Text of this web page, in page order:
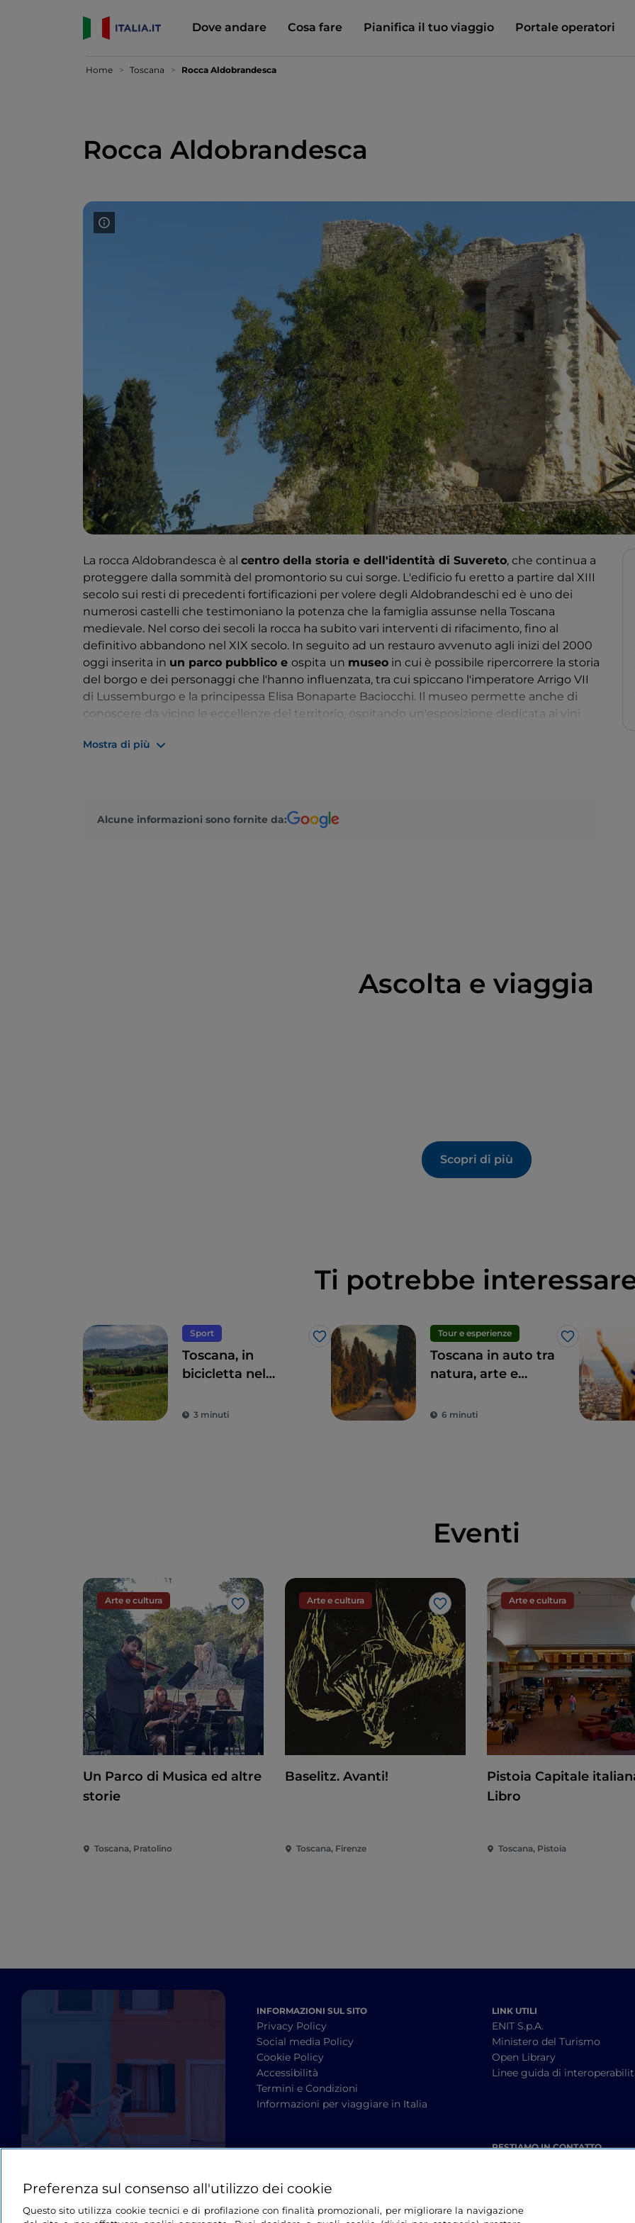
Dove andare Cosa fare Pianifica il tuo viaggio Portale operatori
Home Toscana Rocca Aldobrandesca
Rocca Aldobrandesca
La rocca Aldobrandesca è al centro della storia e dell'identità di Suvereto, che continua a
proteggere dalla sommità del promontorio su cui sorge. L'edificio fu eretto a partire dal XIII
secolo sui resti di precedenti fortificazioni per volere degli Aldobrandeschi ed è uno dei
numerosi castelli che testimoniano la potenza che la famiglia assunse nella Toscana
medievale. Nel corso dei secoli la rocca ha subito vari interventi di rifacimento, fino al
definitivo abbandono nel XIX secolo. In seguito ad un restauro avvenuto agli inizi del 2000
oggi inserita in un parco pubblico e ospita un museo in cui è possibile ripercorrere la storia
del borgo e dei personaggi che l'hanno influenzata, tra cui spiccano l'imperatore Arrigo VII
di Lussemburgo e la principessa Elisa Bonaparte Baciocchi. Il museo permette anche di
conoscere da vicino le eccellenze del territorio, ospitando un'esposizione dedicata ai vini
Mostra di più
Alcune informazioni sono fornite da:
Ascolta e viaggia
Scopri di più
Ti potrebbe
Sport
Like
Toscana, in
bicicletta nel
acque termali
3 minuti
Tour e esperienze
Like
Toscana in auto tra
natura, arte e
6 minuti
Eventi
Arte e cultura
Like
Un Parco di Musica ed altre
storie
Toscana, Pratolino
Arte e cultura
Like
Baselitz. Avanti!
Toscana, Firenze
Arte e cultura
Pistoia Capitale
Libro
Toscana, Pistoia
INFORMAZIONI SUL SITO
Privacy Policy
Social media Policy
Cookie Policy
Accessibilità
Termini e Condizioni
Informazioni per viaggiare in Italia
LINK UTILI
ENIT S.p.A.
Ministero del Turismo
Open Library
Linee guida di
RESTIAMO IN CONTATTO
Preferenza sul consenso all'utilizzo dei cookie
Questo sito utilizza cookie tecnici e di profilazione con finalità promozionali, per migliorare la navigazione